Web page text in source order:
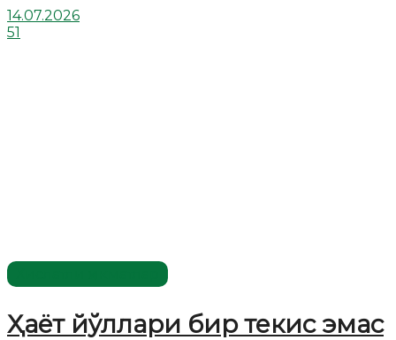
14.07.2026
51
Ҳаёт йўллари бир текис эмас